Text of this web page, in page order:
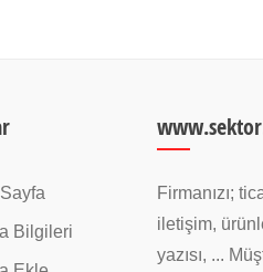
Bilgileri
Firmanızı;
iletişim,
yazısı, ...